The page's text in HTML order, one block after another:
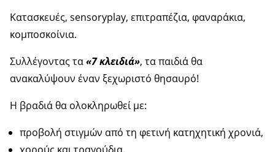
Κατασκευές, sensoryplay, επιτραπέζια, φαναράκια,
κομποσκοίνια.
Συλλέγοντας τα«7 κλειδιά», τα παιδιά θα
ανακαλύψουν έναν ξεχωριστό θησαυρό!
Η βραδιά θα ολοκληρωθεί με:
προβολή στιγμών από τη φετινή κατηχητική χρονιά,